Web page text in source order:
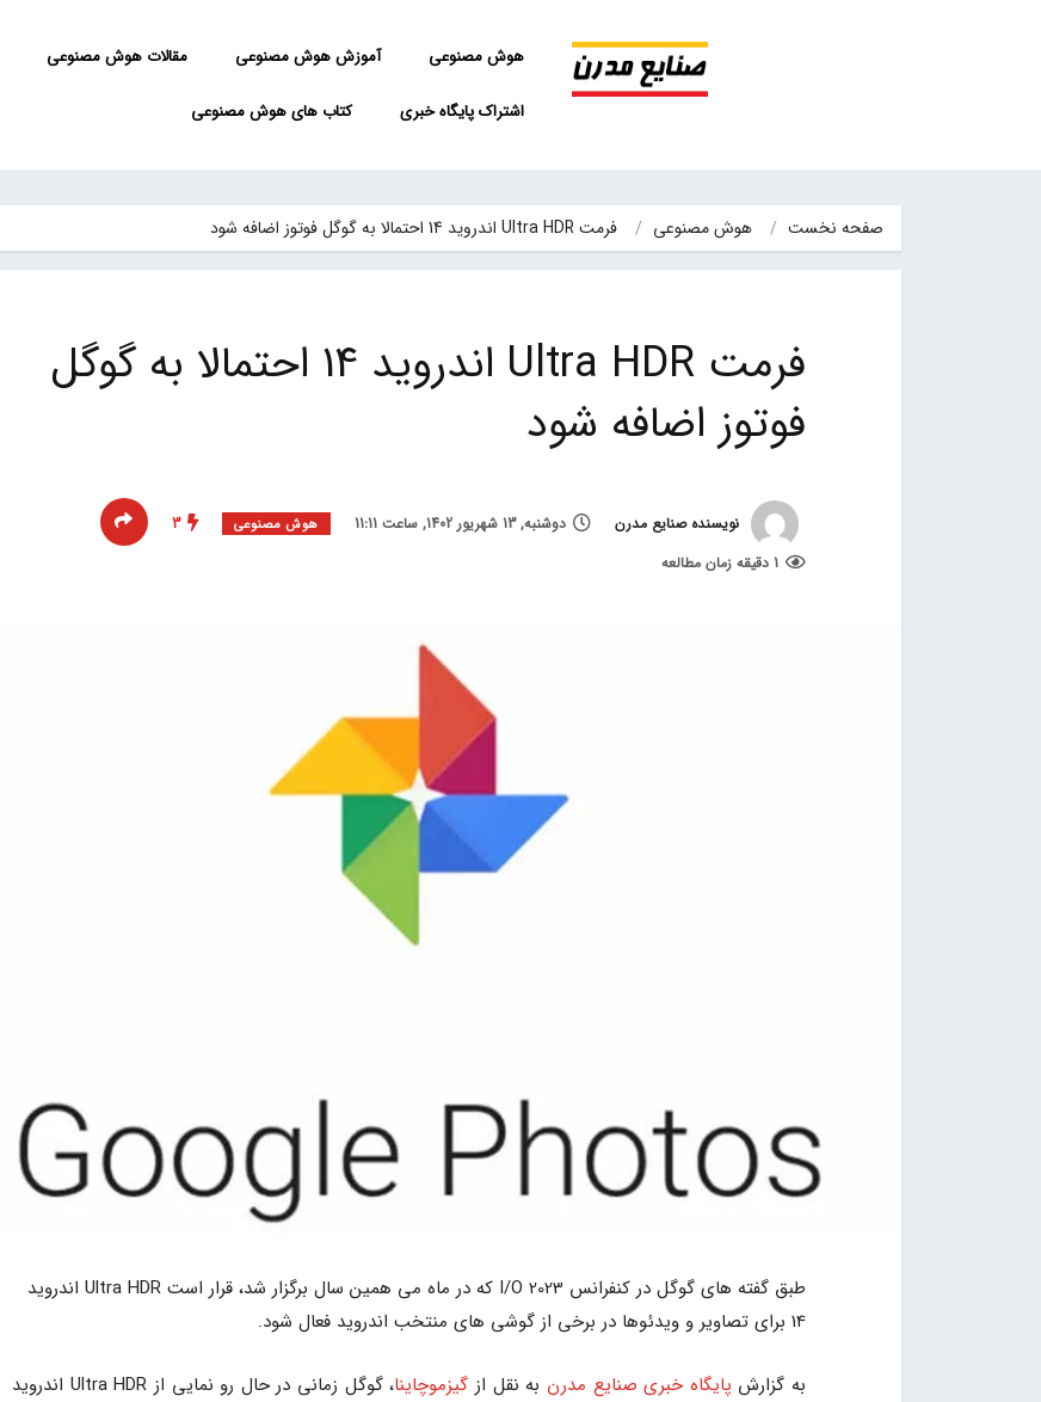
هوش مصنوعی آموزش هوش مصنوعی مقالات هوش مصنوعی
اشتراک پایگاه خبری کتاب های هوش مصنوعی
صفحه نخست هوش مصنوعی فرمت Ultra HDR اندروید 14 احتمالا به گوگل فوتوز اضافه شود
فرمت Ultra HDR اندروید 14 احتمالا به گوگل
فوتوز اضافه شود
نویسنده صنایع مدرن دوشنبه, 13 شهریور 1402, ساعت 11:11 هوش مصنوعی
3
1 دقیقه زمان مطالعه
طبق گفته های گوگل در کنفرانس I/O 2023 که در ماه می همین سال برگزار شد، قرار است Ultra HDR اندروید
14 برای تصاویر و ویدئوها در برخی از گوشی های منتخب اندروید فعال شود.
به گزارش پایگاه خبری صنایع مدرن به نقل از گیزموچاینا
، گوگل زمانی در حال رو نمایی از Ultra HDR اندروید